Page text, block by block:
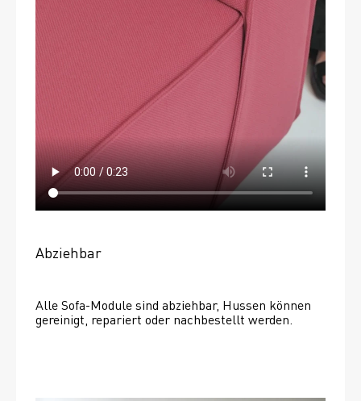
Abziehbar
Alle Sofa-Module sind abziehbar, Hussen können
gereinigt, repariert oder nachbestellt werden.